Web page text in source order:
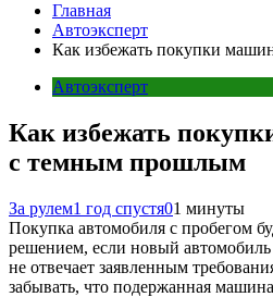
Главная
Автоэксперт
Как избежать покупки
Автоэксперт
Как избежать
с темным прошлым
За рулем1 год спустя01 минуты
Покупка автомобиля с пробегом
решением, если новый
не отвечает заявленным
забывать, что подержанная